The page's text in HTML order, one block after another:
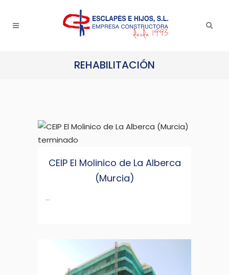
REHABILITACIÓN
CEIP El Molinico de La Alberca
(Murcia)
...